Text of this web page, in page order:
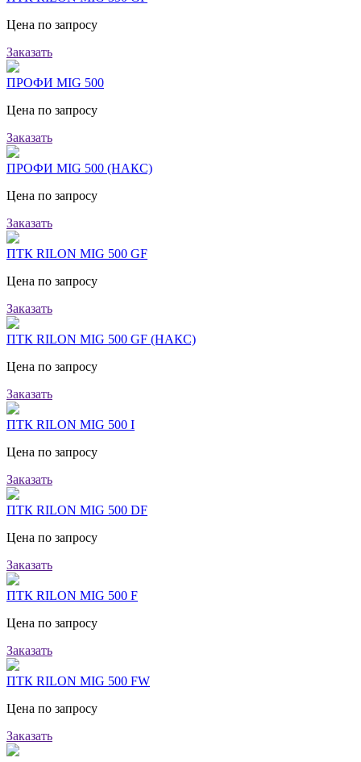
Цена по запросу
Заказать
ПРОФИ MIG 500
Цена по запросу
Заказать
ПРОФИ MIG 500 (НАКС)
Цена по запросу
Заказать
ПТК RILON MIG 500 GF
Цена по запросу
Заказать
ПТК RILON MIG 500 GF (НАКС)
Цена по запросу
Заказать
ПТК RILON MIG 500 I
Цена по запросу
Заказать
ПТК RILON MIG 500 DF
Цена по запросу
Заказать
ПТК RILON MIG 500 F
Цена по запросу
Заказать
ПТК RILON MIG 500 FW
Цена по запросу
Заказать